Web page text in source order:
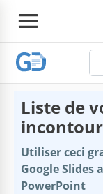
Liste de
Utiliser ceci
Google Slides
PowerPoint